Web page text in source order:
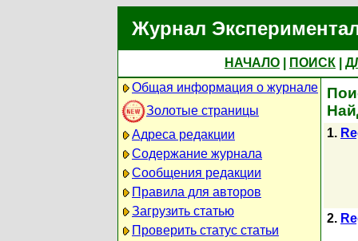
Журнал
НАЧАЛО ПОИСК
Общая информация о журнале
Золотые страницы
Адреса редакции
Содержание журнала
Сообщения редакции
Правила для авторов
Загрузить статью
Проверить статус статьи
1.
2.